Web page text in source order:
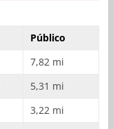
Público
7,82 mi
5,31 mi
3,22 mi